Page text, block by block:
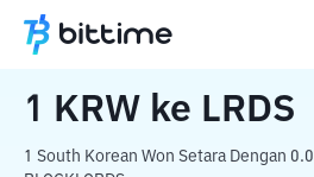
Beranda Konverter Kripto
1 KRW ke LRDS
1 South Korean Won Setara Dengan